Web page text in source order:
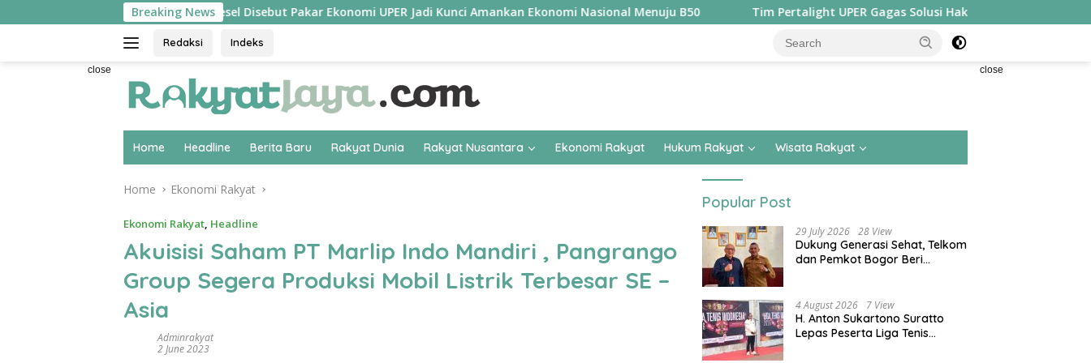
to
Breaking News
Hilirisasi Biodiesel Disebut Pakar Ekonomi UPER Jadi Kunci Amankan Ekonomi Nasional Menuju B50 Tim Pertalight UPER Gagas Solusi Hak Pejalan Kaki di Kota Besar,
Redaksi Indeks
close close
Home Headline Berita Baru Rakyat Dunia Rakyat Nusantara Ekonomi Rakyat Hukum Rakyat Wisata Rakyat
Home Ekonomi Rakyat
Ekonomi Rakyat, Headline
Akuisisi Saham PT Marlip Indo Mandiri , Pangrango
Group Segera Produksi Mobil Listrik Terbesar SE –
Asia
Adminrakyat
2 June 2023
Popular Post
29 July 2026 28 View
Dukung Generasi Sehat, Telkom
dan Pemkot Bogor Beri
4 August 2026 7 View
H. Anton Sukartono Suratto
Lepas Peserta Liga Tenis